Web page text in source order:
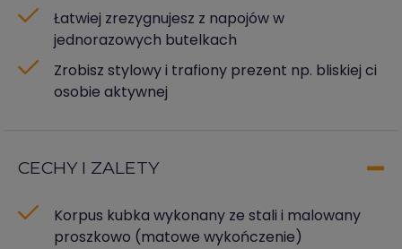
Łatwiej zrezygnujesz z napojów w
jednorazowych butelkach
Zrobisz stylowy i trafiony prezent np. bliskiej ci
osobie aktywnej
CECHY I ZALETY
Korpus kubka wykonany ze stali i malowany
proszkowo (matowe wykończenie)